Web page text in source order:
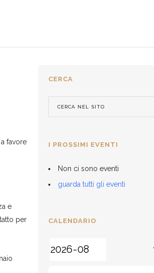
favore
e
per
CERCA
I PROSSIMI EVENTI
Non ci sono eventi
guarda tutti gli eventi
CALENDARIO